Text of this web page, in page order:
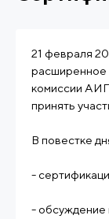
21 февраля
расширенное
комиссии
принять
В повестке
-
- обсуждение